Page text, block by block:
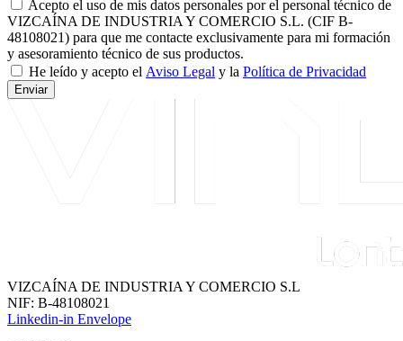
Acepto el uso de mis datos personales por el personal técnico de
VIZCAÍNA DE INDUSTRIA Y COMERCIO S.L. (CIF B-
48108021) para que me contacte exclusivamente para mi formación
y asesoramiento técnico de sus productos.
He leído y acepto el Aviso Legal y la Política de Privacidad
Enviar
VIZCAÍNA DE INDUSTRIA Y COMERCIO S.L
NIF: B-48108021
Linkedin-in Envelope